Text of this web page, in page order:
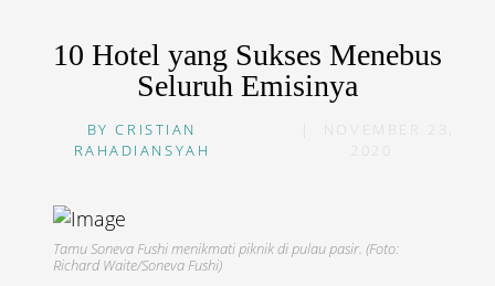
10 Hotel yang Sukses Menebus
Seluruh Emisinya
BYCRISTIAN
RAHADIANSYAH
NOVEMBER 23,
2020
Tamu Soneva Fushi menikmati piknik di pulau pasir. (Foto:
Richard Waite/Soneva Fushi)